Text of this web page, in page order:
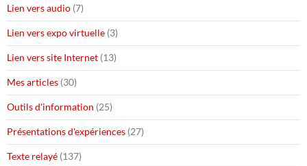
Lien vers audio (7)
Lien vers expo virtuelle (3)
Lien vers site Internet (13)
Mes articles (30)
Outils d'information (25)
Présentations d'expériences (27)
Texte relayé (137)